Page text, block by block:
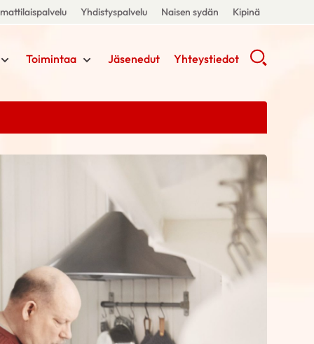
Yhdistyspalvelu Naisen sydän Kipinä
Toimintaa Jäsenedut Yhteystiedot